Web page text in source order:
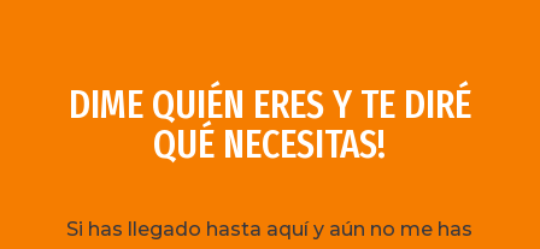
DIME QUIÉN ERES Y TE DIRÉ
QUÉ NECESITAS!
Si has llegado hasta aquí y aún no me has